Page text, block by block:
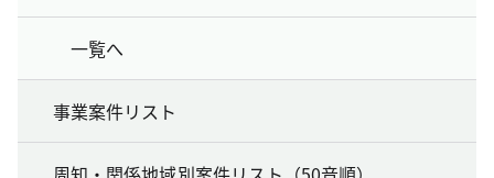
一覧へ
事業案件リスト